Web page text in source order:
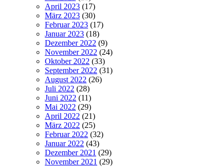
April 2023 (17)
März 2023 (30)
Februar 2023 (17)
Januar 2023 (18)
Dezember 2022 (9)
November 2022 (24)
Oktober 2022 (33)
September 2022 (31)
August 2022 (26)
Juli 2022 (28)
Juni 2022 (11)
Mai 2022 (29)
April 2022 (21)
März 2022 (25)
Februar 2022 (32)
Januar 2022 (43)
Dezember 2021 (29)
November 2021 (29)